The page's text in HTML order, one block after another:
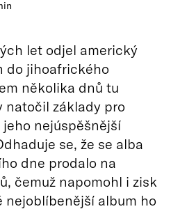
let odjel americký
do jihoafrického
několika dnů tu
natočil základy pro
nejúspěšnější
se, že se alba
dne prodalo na
čemuž napomohl i zisk
nejoblíbenější album ho